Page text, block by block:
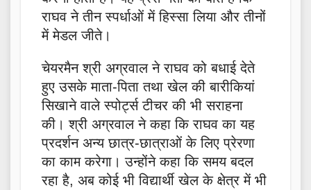
राघव ने तीन स्पर्धाओं में हिस्सा लिया और तीनों
में मेडल जीते।
चेयरमैन श्री अग्रवाल ने राघव को बधाई देते
हुए उसके माता-पिता तथा खेल की बारीकियां
सिखाने वाले स्पोर्ट्स टीचर की भी सराहना
की। श्री अग्रवाल ने कहा कि राघव का यह
प्रदर्शन अन्य छात्र-छात्राओं के लिए प्रेरणा
का काम करेगा। उन्होंने कहा कि समय बदल
रहा है, अब कोई भी विद्यार्थी खेल के क्षेत्र में भी